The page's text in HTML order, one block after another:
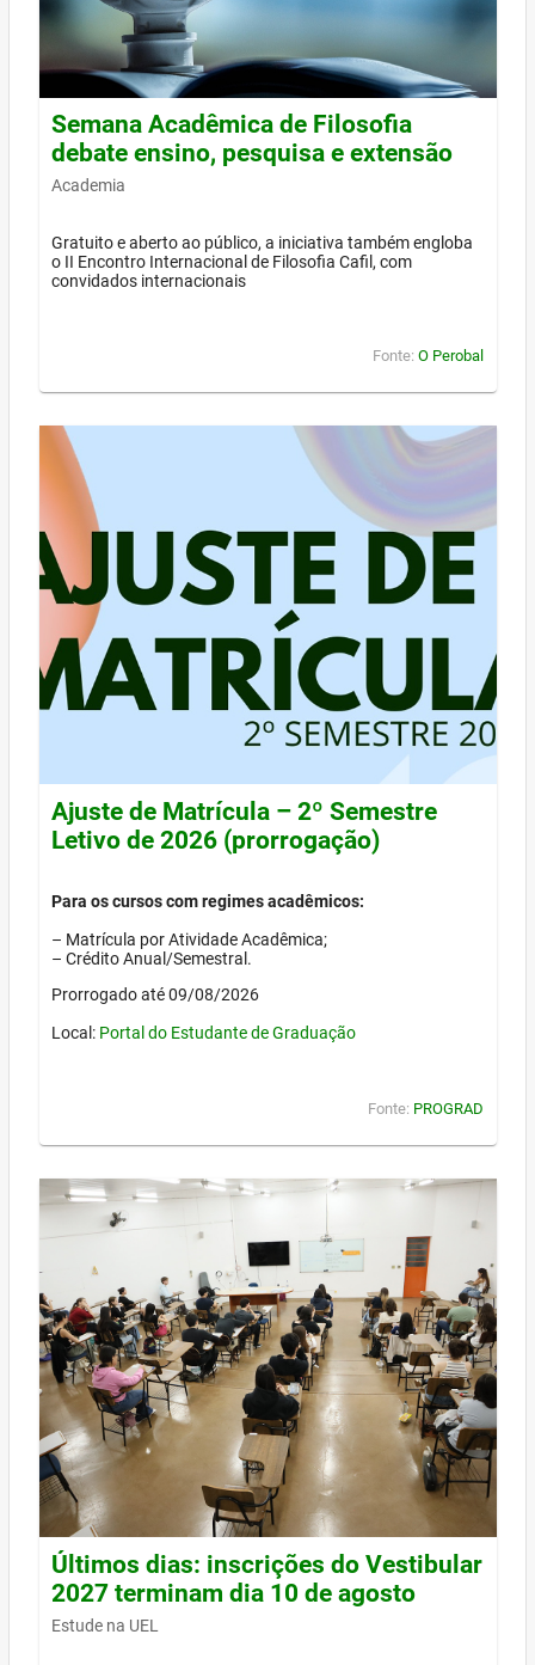
Semana Acadêmica de Filosofia
debate ensino, pesquisa e extensão
Academia
Gratuito e aberto ao público, a iniciativa também engloba
o II Encontro Internacional de Filosofia Cafil, com
convidados internacionais
Fonte: O Perobal
Ajuste de Matrícula – 2º Semestre
Letivo de 2026 (prorrogação)
Para os cursos com regimes acadêmicos:
– Matrícula por Atividade Acadêmica;
– Crédito Anual/Semestral.
Prorrogado até 09/08/2026
Local: Portal do Estudante de Graduação
Fonte: PROGRAD
Últimos dias: inscrições do Vestibular
2027 terminam dia 10 de agosto
Estude na UEL